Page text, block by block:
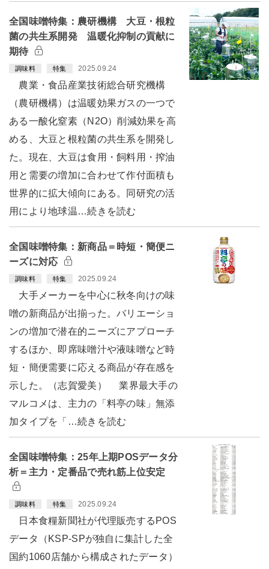
全国味噌特集：農研機構 大豆・根粒
菌の共生系開発 温暖化抑制の貢献に
期待
調味料 特集 2025.09.24
農業・食品産業技術総合研究機構
（農研機構）は温暖効果ガスの一つで
ある一酸化窒素（N2O）削減効果を高
める、大豆と根粒菌の共生系を開発し
た。現在、大豆は食用・飼料用・搾油
用と需要の増加に合わせて作付面積も
世界的に拡大傾向にある。同研究の活
用により地球温…続きを読む
全国味噌特集：新商品＝時短・簡便ニ
ーズに対応
調味料 特集 2025.09.24
大手メーカーを中心に秋冬向けの味
噌の新商品が出揃った。バリエーショ
ンの増加で潜在的ニーズにアプローチ
するほか、即席味噌汁や液味噌など時
短・簡便需要に応える商品が存在感を
示した。（志賀愛美） 業界最大手の
マルコメは、主力の「料亭の味」無添
加タイプを「…続きを読む
全国味噌特集：25年上期POSデータ分
析＝主力・定番品で売れ筋上位安定
調味料 特集 2025.09.24
日本食糧新聞社が代理販売するPOS
データ（KSP-SPが独自に集計した全
国約1060店舗から構成されたデータ）